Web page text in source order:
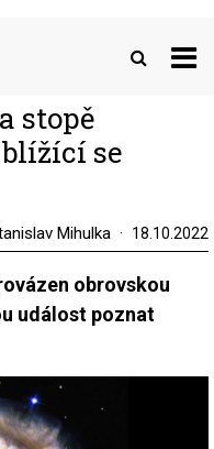
stopě
se
Mihulka 18.10.2022
obrovskou
událost poznat